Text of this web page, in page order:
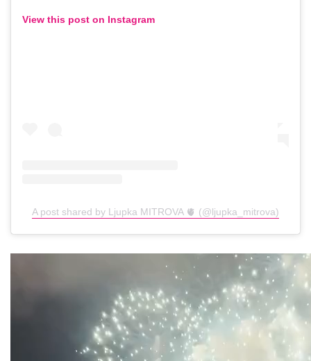
View this post on Instagram
A post shared by Ljupka MITROVA 🫀 (@ljupka_mitrova)